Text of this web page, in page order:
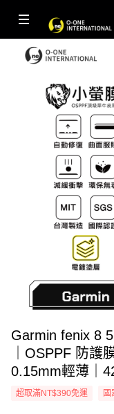
Garmin fenix 8
｜OSPPF 防護
0.15mm輕薄｜
抗汙抗指紋｜
超取滿NT$390免運 國